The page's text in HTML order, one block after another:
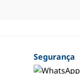
Segurança